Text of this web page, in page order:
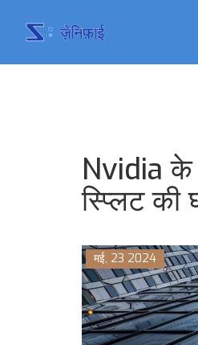
Nvidia के
स्प्लिट की
मई, 23 2024